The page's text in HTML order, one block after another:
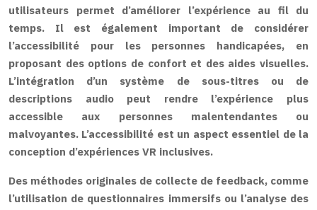
utilisateurs permet d’améliorer l’expérience au fil du
temps. Il est également important de considérer
l’accessibilité pour les personnes handicapées, en
proposant des options de confort et des aides visuelles.
L’intégration d’un système de sous-titres ou de
descriptions audio peut rendre l’expérience plus
accessible aux personnes malentendantes ou
malvoyantes. L’accessibilité est un aspect essentiel de la
conception d’expériences VR inclusives.
Des méthodes originales de collecte de feedback, comme
l’utilisation de questionnaires immersifs ou l’analyse des